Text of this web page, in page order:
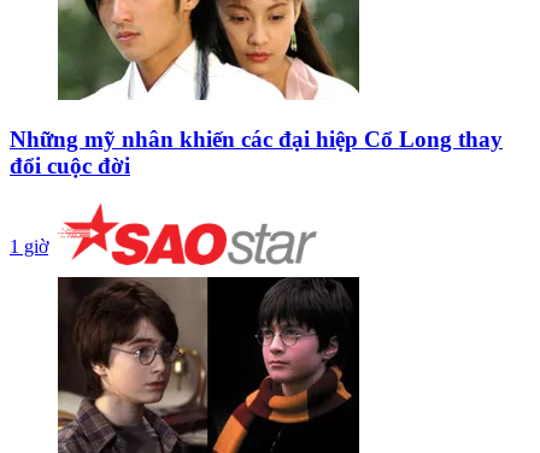
Những mỹ nhân khiến các đại hiệp Cổ Long thay
đổi cuộc đời
1 giờ